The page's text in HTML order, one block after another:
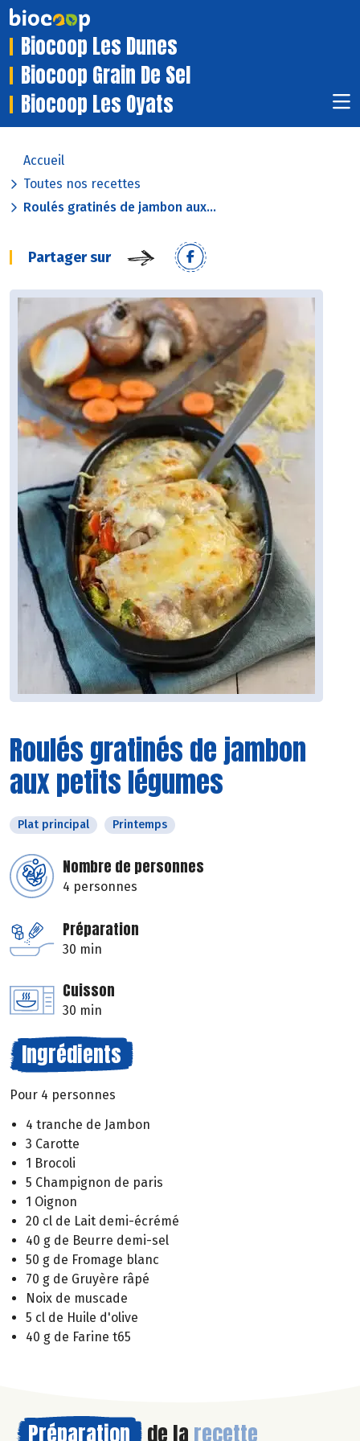
Biocoop Les Dunes
Biocoop Grain De Sel
Biocoop Les Oyats
Accueil
Toutes nos recettes
Roulés gratinés de jambon aux...
Partager sur
Roulés gratinés de jambon
aux petits légumes
Plat principal Printemps
Nombre de personnes
4 personnes
Préparation
30 min
Cuisson
30 min
Ingrédients
Pour 4 personnes
4 tranche de Jambon
3 Carotte
1 Brocoli
5 Champignon de paris
1 Oignon
20 cl de Lait demi-écrémé
40 g de Beurre demi-sel
50 g de Fromage blanc
70 g de Gruyère râpé
Noix de muscade
5 cl de Huile d'olive
40 g de Farine t65
Préparation de la recette